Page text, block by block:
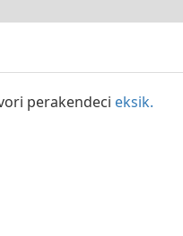
perakendeci eksik.